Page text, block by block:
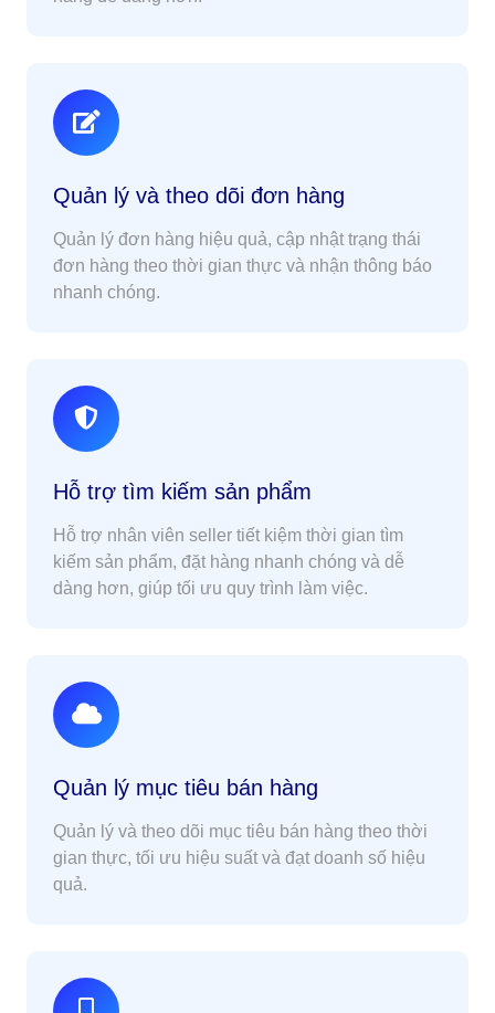
Quản lý và theo dõi đơn hàng
Quản lý đơn hàng hiệu quả, cập nhật trạng thái
đơn hàng theo thời gian thực và nhận thông báo
nhanh chóng.
Hỗ trợ tìm kiếm sản phẩm
Hỗ trợ nhân viên seller tiết kiệm thời gian tìm
kiếm sản phẩm, đặt hàng nhanh chóng và dễ
dàng hơn, giúp tối ưu quy trình làm việc.
Quản lý mục tiêu bán hàng
Quản lý và theo dõi mục tiêu bán hàng theo thời
gian thực, tối ưu hiệu suất và đạt doanh số hiệu
quả.